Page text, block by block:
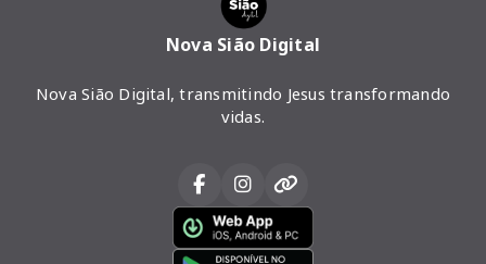
Nova Sião Digital
Nova Sião Digital, transmitindo Jesus transformando
vidas.